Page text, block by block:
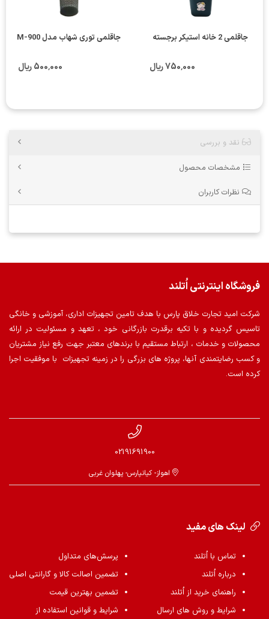
جاقلمی 2 خانه استیکر برجسته
750٬000 ریال
جاقلمی توری شهاب مدل M-900
500٬000 ریال
نقد و بررسی
مشخصات محصول
نظرات کاربران
فروشگاه اینترنتی اُتلند
شرکت امید تجارت خلاق پارس با هدف تامین تجهیزات اداری، آموزشی و خانگی
تاسیس گردیده و با تکیه برقدرت بازرگانی خود ، تعهد و مسئولیت در ارائه
محصولات و خدمات ، ارتباط مستقیم با برندهای معتبر جهت رفع نیاز مشتریان
و کسب رضایتمندی آنها، پروژه های بزرگی را در زمینه تجهیزات با موفقیت اجرا
کرده است.
02191691900
اهواز- کیانپارس- پهلوان غربی
لینک های مفید
تماس با اُتلند
درباره اُتلند
راهنمای خرید از اُتلند
شرایط و روش های ارسال
پرسش‌های متداول
تضمین اصالت کالا و گارانتی اصلی
تضمین بهترین قیمت
شرایط و قوانین استفاده از